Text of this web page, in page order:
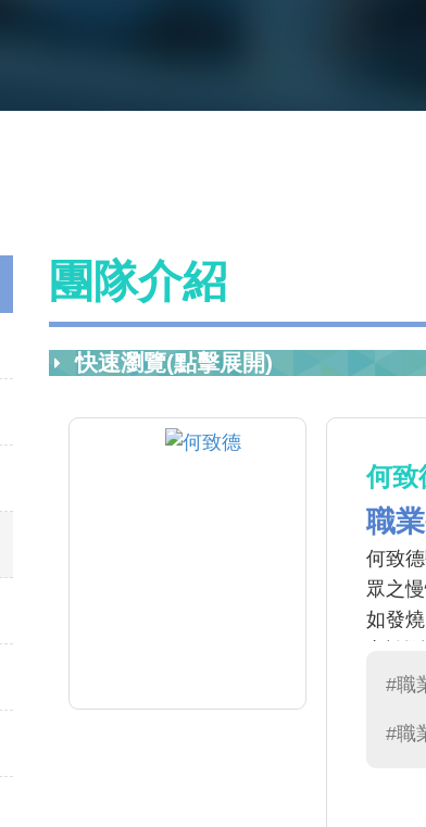
團隊介紹
快速瀏覽(點擊展開)
何致
職
何致
眾之
如發
#職
#職